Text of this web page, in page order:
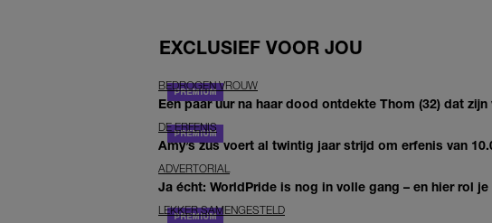
EXCLUSIEF VOOR JOU
BEDROGEN VROUW
Een paar uur na haar dood ontdekte Thom (32) dat
DE ERFENIS
Amy’s zus voert al twintig jaar strijd om erfenis van
ADVERTORIAL
Ja écht: WorldPride is nog in volle gang – en hier rol
LEKKER SAMENGESTELD